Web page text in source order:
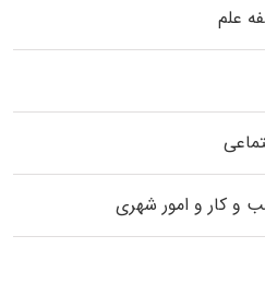
علم
و کار و امور شهری